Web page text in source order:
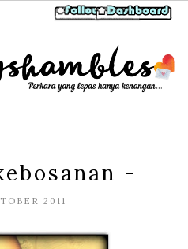
-
2011